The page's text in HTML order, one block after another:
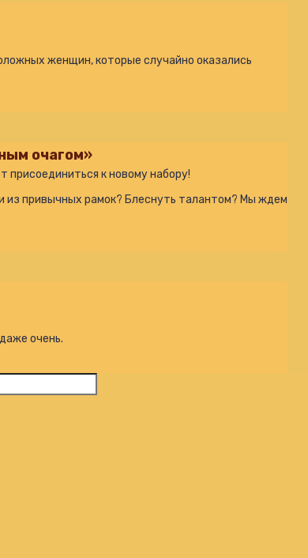
женщин, которые случайно оказались
очагом»
присоединиться к новому набору!
из привычных рамок? Блеснуть талантом? Мы ждем
очень.